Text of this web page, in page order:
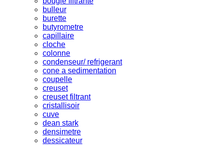
bulleur
burette
butyrometre
capillaire
cloche
colonne
condenseur/ refrigerant
cone a sedimentation
coupelle
creuset
creuset filtrant
cristallisoir
cuve
dean stark
densimetre
dessicateur